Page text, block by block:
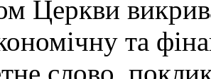
Церкви
та
слово,